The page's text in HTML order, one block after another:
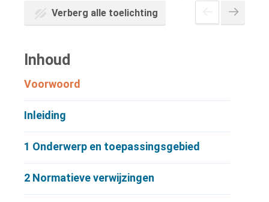
Verberg alle toelichting
Inhoud
Voorwoord
Inleiding
1 Onderwerp en toepassingsgebied
2 Normatieve verwijzingen